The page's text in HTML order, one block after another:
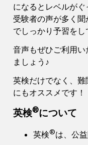
になるとレベルが
受験者の声が多く聞
でしっかり予習をし
音声もぜひご利用
ましょう♪
英検だけでなく、
にもオススメです！
英検®について
英検®は、公